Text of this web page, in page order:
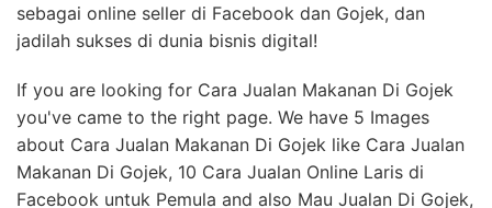
sebagai online seller di Facebook dan Gojek, dan
jadilah sukses di dunia bisnis digital!
If you are looking for Cara Jualan Makanan Di Gojek
you've came to the right page. We have 5 Images
about Cara Jualan Makanan Di Gojek like Cara Jualan
Makanan Di Gojek, 10 Cara Jualan Online Laris di
Facebook untuk Pemula and also Mau Jualan Di Gojek,